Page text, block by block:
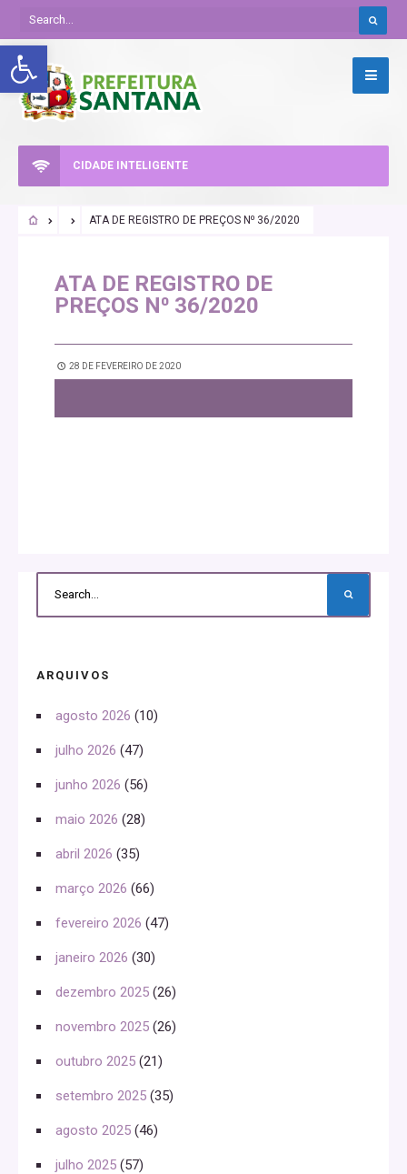
Abrir a barra de ferramentas
CIDADE INTELIGENTE
ATA DE REGISTRO DE PREÇOS N⁰ 36/2020
ATA DE REGISTRO DE
PREÇOS N⁰ 36/2020
28 DE FEVEREIRO DE 2020
ARQUIVOS
agosto 2026 (10)
julho 2026 (47)
junho 2026 (56)
maio 2026 (28)
abril 2026 (35)
março 2026 (66)
fevereiro 2026 (47)
janeiro 2026 (30)
dezembro 2025 (26)
novembro 2025 (26)
outubro 2025 (21)
setembro 2025 (35)
agosto 2025 (46)
julho 2025 (57)